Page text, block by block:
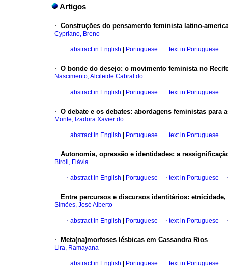
Artigos
· Construções do pensamento feminista latino-
Cypriano, Breno
· abstract in English Portuguese · text in Portuguese
· O bonde do desejo: o movimento feminista no
Nascimento, Alcileide Cabral do
· abstract in English Portuguese · text in Portuguese
· O debate e os debates: abordagens feministas para
Monte, Izadora Xavier do
· abstract in English Portuguese · text in Portuguese
· Autonomia, opressão e identidades: a
Biroli, Flávia
· abstract in English Portuguese · text in Portuguese
· Entre percursos e discursos identitários:
Simões, José Alberto
· abstract in English Portuguese · text in Portuguese
· Meta(na)morfoses lésbicas em Cassandra Rios
Lira, Ramayana
· abstract in English Portuguese · text in Portuguese